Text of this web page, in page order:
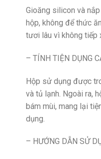
Gioăng silicon và
hộp, không để thức
tươi lâu vì không tiếp
– TÍNH TIỆN DỤNG
Hộp sử dụng được
và tủ lạnh. Ngoài ra,
bám mùi, mang lại
dụng.
– HƯỚNG DẪN SỬ